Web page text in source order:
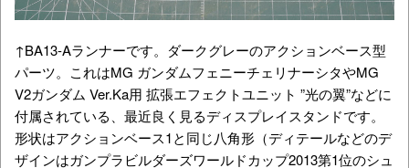
↑BA13-Aランナーです。ダークグレーのアクションベース型
パーツ。これはMG ガンダムフェニーチェリナーシタやMG
V2ガンダム Ver.Ka用 拡張エフェクトユニット ”光の翼”などに
付属されている、最近良く見るディスプレイスタンドです。
形状はアクションベース1と同じ八角形（ディテールなどのデ
ザインはガンプラビルダーズワールドカップ2013第1位のシュ